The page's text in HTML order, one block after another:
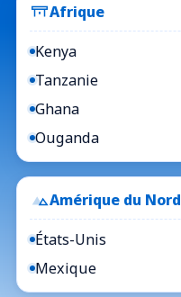
Afrique
Kenya
Tanzanie
Ghana
Ouganda
Amérique du Nord
États-Unis
Mexique